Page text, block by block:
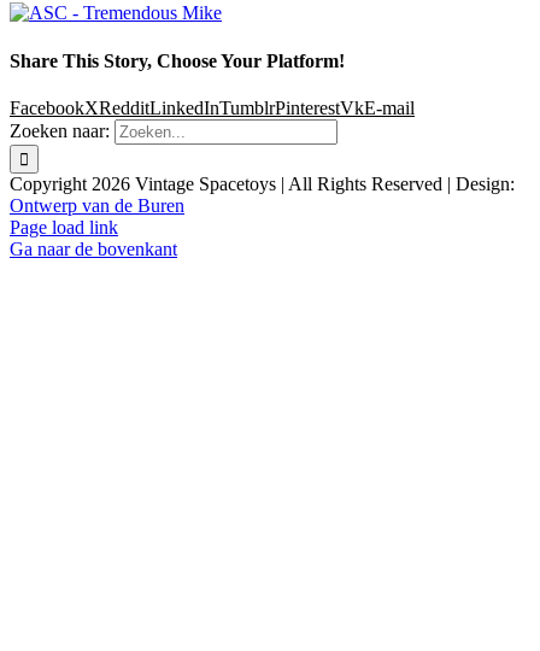
Share This Story, Choose Your Platform!
FacebookXRedditLinkedInTumblrPinterestVkE-mail
Zoeken naar:
Copyright 2026 Vintage Spacetoys | All Rights Reserved | Design:
Ontwerp van de Buren
Page load link
Ga naar de bovenkant